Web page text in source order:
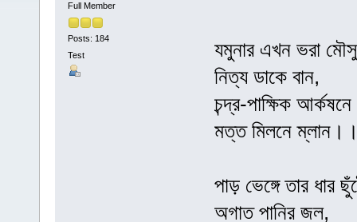
Full Member
Posts: 184
Test
যমুনার এখন ভরা
নিত্য ডাকে বান,
চন্দ্র-পাক্ষিক আর্কষনে
মত্ত মিলনে
পাড় ভেঙ্গে তার ধার
অগাত পানির জল,